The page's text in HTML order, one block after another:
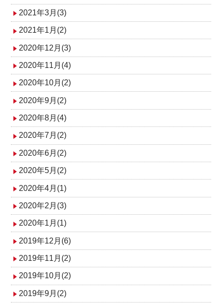
2021年3月(3)
2021年1月(2)
2020年12月(3)
2020年11月(4)
2020年10月(2)
2020年9月(2)
2020年8月(4)
2020年7月(2)
2020年6月(2)
2020年5月(2)
2020年4月(1)
2020年2月(3)
2020年1月(1)
2019年12月(6)
2019年11月(2)
2019年10月(2)
2019年9月(2)